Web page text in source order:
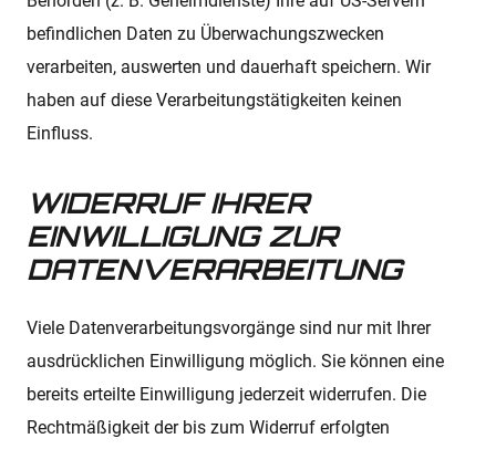
befindlichen Daten zu Überwachungszwecken
verarbeiten, auswerten und dauerhaft speichern. Wir
haben auf diese Verarbeitungstätigkeiten keinen
Einfluss.
WIDERRUF IHRER
EINWILLIGUNG ZUR
DATENVERARBEITUNG
Viele Datenverarbeitungsvorgänge sind nur mit Ihrer
ausdrücklichen Einwilligung möglich. Sie können eine
bereits erteilte Einwilligung jederzeit widerrufen. Die
Rechtmäßigkeit der bis zum Widerruf erfolgten